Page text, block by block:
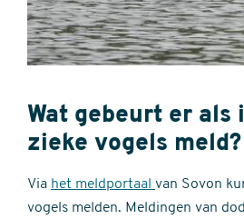
Wat gebeurt er als
zieke vogels meld?
Via het meldportaal van Sovon
vogels melden. Meldingen van